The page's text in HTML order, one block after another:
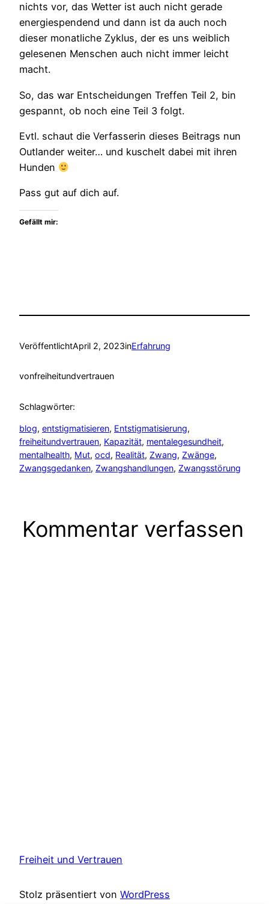
nichts vor, das Wetter ist auch nicht gerade
energiespendend und dann ist da auch noch
dieser monatliche Zyklus, der es uns weiblich
gelesenen Menschen auch nicht immer leicht
macht.
So, das war Entscheidungen Treffen Teil 2, bin
gespannt, ob noch eine Teil 3 folgt.
Evtl. schaut die Verfasserin dieses Beitrags nun
Outlander weiter… und kuschelt dabei mit ihren
Hunden
Pass gut auf dich auf.
Gefällt mir:
VeröffentlichtApril 2, 2023inErfahrung
vonfreiheitundvertrauen
Schlagwörter:
blog, entstigmatisieren, Entstigmatisierung
freiheitundvertrauen, Kapazität, mentalegesundheit
mentalhealth, Mut, ocd, Realität, Zwang, Zwänge
Zwangsgedanken, Zwangshandlungen, Zwangsstörung
Kommentar verfassen
Freiheit und Vertrauen
Stolz präsentiert von WordPress